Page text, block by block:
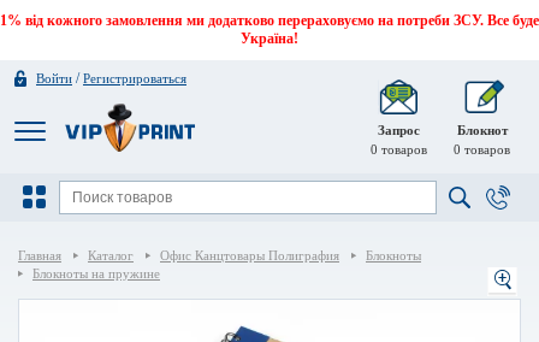
1% від кожного замовлення ми додатково перераховуємо на потреби ЗСУ. Все буде
Україна!
Войти /Регистрироваться
Запрос
0 товаров
Блокнот
0 товаров
Главная Каталог Офис Канцтовары Полиграфия
Блокноты
Блокноты на пружине